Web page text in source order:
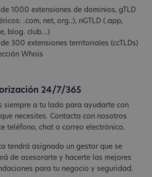
1000 extensiones de dominios, gTLD
.com, net, org..), nGTLD (.app,
blog. club...)
300 extensiones territoriales (ccTLDs)
Whois
24/7/365
siempre a tu lado para ayudarte con
necesites. Contacta con nosotros
teléfono, chat o correo electrónico.
tendrá asignado un gestor que se
de asesorarte y hacerte las mejores
para tu negocio y seguridad.